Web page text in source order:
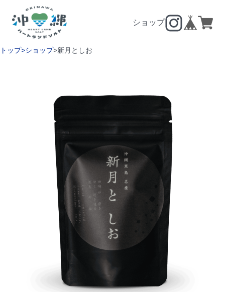
ショップ
トップ ショップ 新月としお